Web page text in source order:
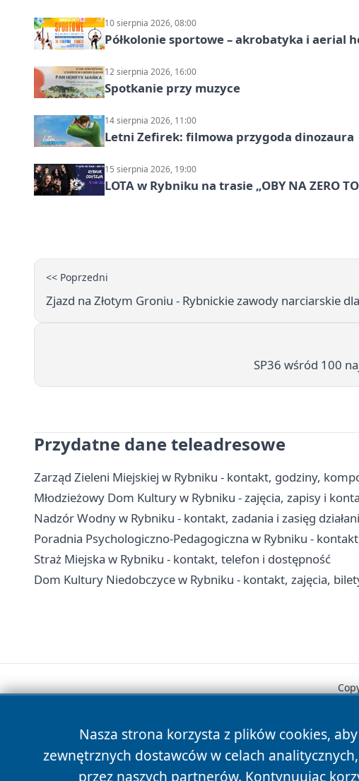
10 sierpnia 2026, 08:00
Półkolonie sportowe – akrobatyka i aerial
12 sierpnia 2026, 16:00
Spotkanie przy muzyce
14 sierpnia 2026, 11:00
Letni Zefirek: filmowa przygoda dinozaura
15 sierpnia 2026, 19:00
LOTA w Rybniku na trasie „OBY NA ZERO
<< Poprzedni
Zjazd na Złotym Groniu - Rybnickie zawody narciarskie
SP36 wśród 100
Przydatne dane teleadresowe
Zarząd Zieleni Miejskiej w Rybniku - kontakt, godziny,
Młodzieżowy Dom Kultury w Rybniku - zajęcia, zapisy i
Nadzór Wodny w Rybniku - kontakt, zadania i zasięg
Poradnia Psychologiczno-Pedagogiczna w Rybniku -
Straż Miejska w Rybniku - kontakt, telefon i dostępność
Dom Kultury Niedobczyce w Rybniku - kontakt, zajęcia,
Nasza strona korzysta z plików cookies,
zewnętrznych dostawców w celach
przez naszych partnerów. Kontynuując
News